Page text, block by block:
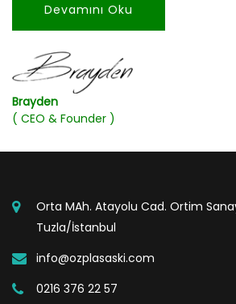
Devamını Oku
Brayden
( CEO & Founder )
Orta MAh. Atayolu Cad. Ortim
Tuzla/İstanbul
info@ozplasaski.com
0216 376 22 57